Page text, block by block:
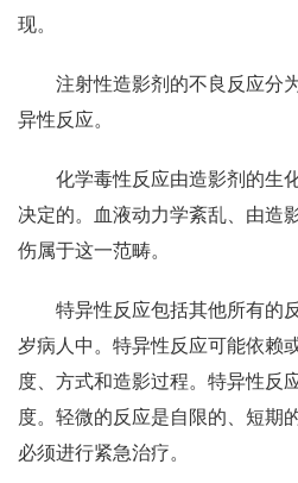
现。
注射性造影剂的不良反应分
异性反应。
化学毒性反应由造影剂的生
决定的。血液动力学紊乱、由造
伤属于这一范畴。
特异性反应包括其他所有的
岁病人中。特异性反应可能依赖
度、方式和造影过程。特异性反
度。轻微的反应是自限的、短期
必须进行紧急治疗。